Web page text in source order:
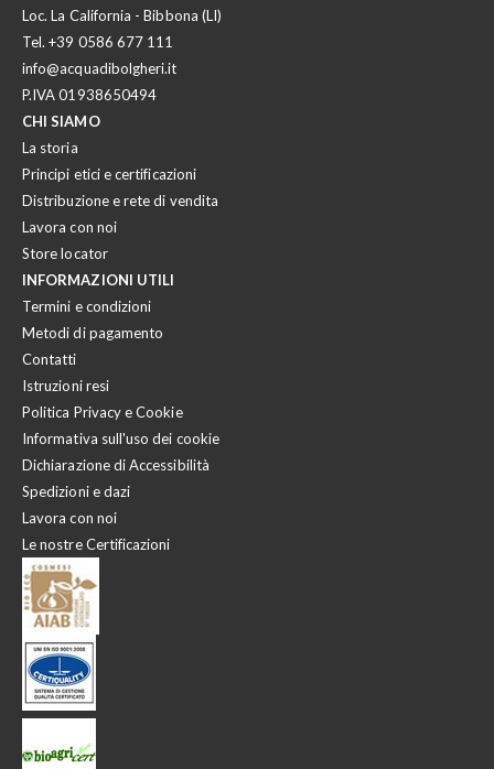
Loc. La California - Bibbona (LI)
Tel.+39 0586 677 111
info@acquadibolgheri.it
P.IVA 01938650494
CHI SIAMO
La storia
Principi etici e certificazioni
Distribuzione e rete di vendita
Lavora con noi
Store locator
INFORMAZIONI UTILI
Termini e condizioni
Metodi di pagamento
Contatti
Istruzioni resi
Politica Privacy e Cookie
Informativa sull'uso dei cookie
Dichiarazione di Accessibilità
Spedizioni e dazi
Lavora con noi
Le nostre Certificazioni